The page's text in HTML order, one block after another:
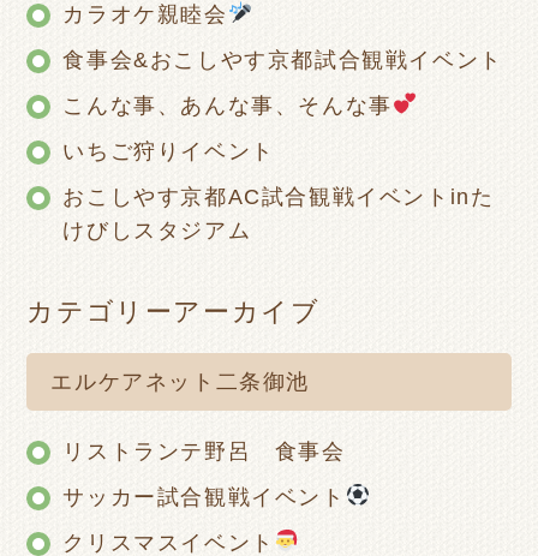
カラオケ親睦会
食事会&おこしやす京都試合観戦イベント
こんな事、あんな事、そんな事
いちご狩りイベント
おこしやす京都AC試合観戦イベントinた
けびしスタジアム
カテゴリーアーカイブ
エルケアネット二条御池
リストランテ野呂 食事会
サッカー試合観戦イベント
クリスマスイベント